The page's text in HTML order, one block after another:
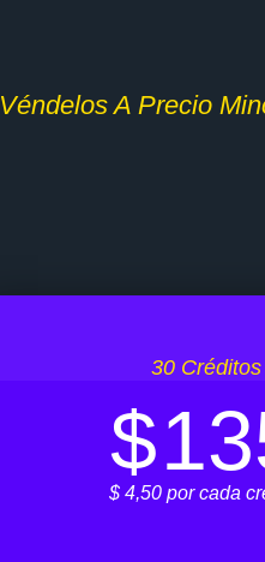
Véndelos A Precio
30 Créditos
$
$ 4,50 por cada